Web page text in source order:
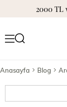
2000 TL
Anasayfa Blog